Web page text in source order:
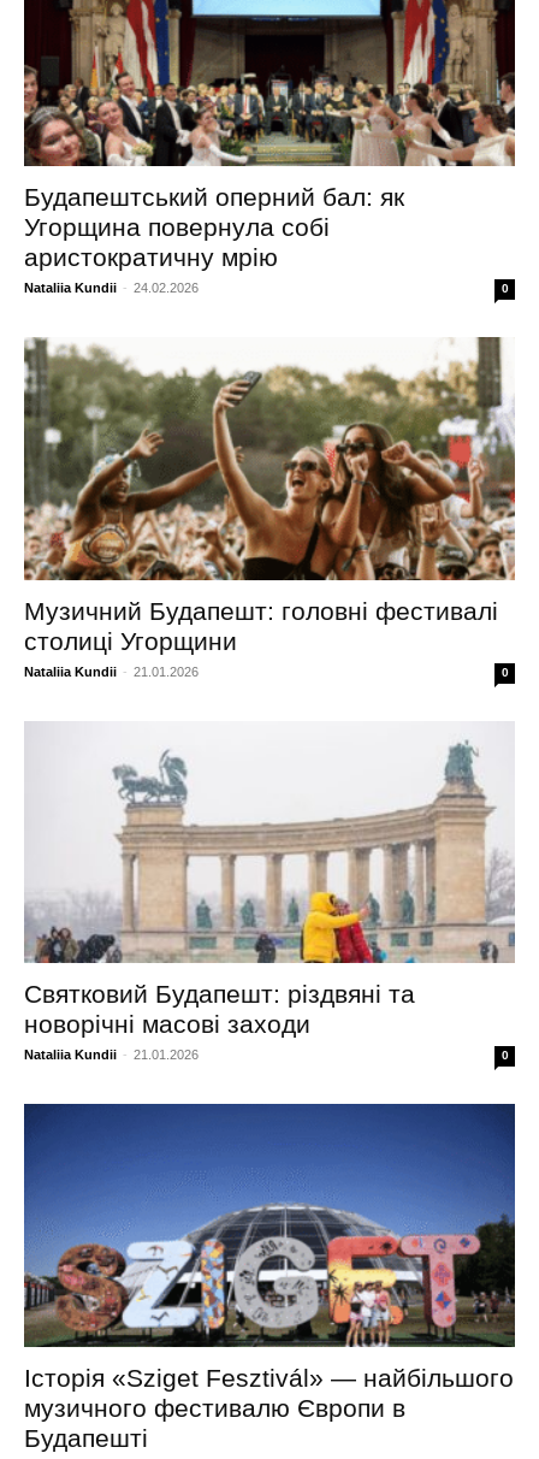
Будапештський оперний бал: як
Угорщина повернула собі
аристократичну мрію
Nataliia Kundii - 24.02.2026 0
Музичний Будапешт: головні фестивалі
столиці Угорщини
Nataliia Kundii - 21.01.2026 0
Святковий Будапешт: різдвяні та
новорічні масові заходи
Nataliia Kundii - 21.01.2026 0
Історія «Sziget Fesztivál» — найбільшого
музичного фестивалю Європи в
Будапешті